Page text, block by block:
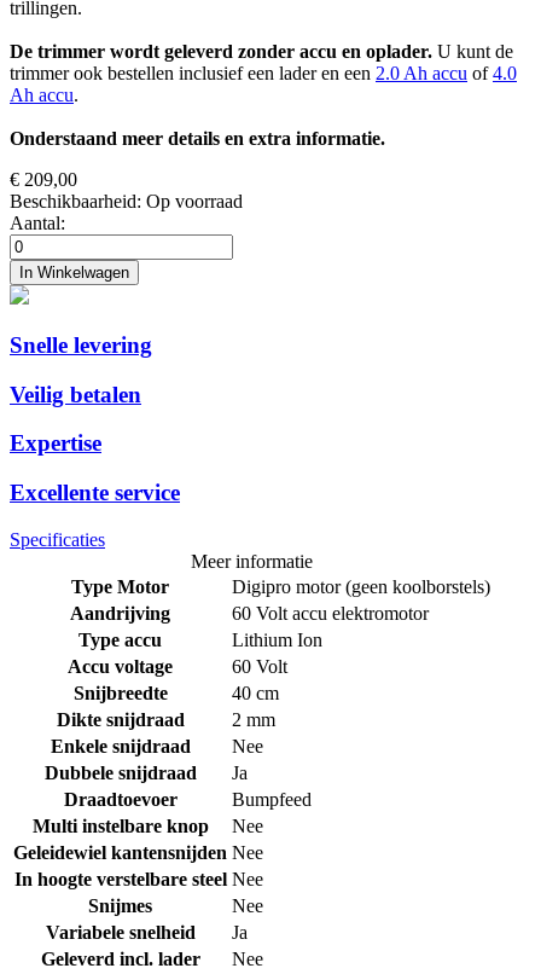
trillingen.
De trimmer wordt geleverd zonder accu en oplader. U kunt de
trimmer ook bestellen inclusief een lader en een 2.0 Ah accu of4.0
Ah accu.
Onderstaand meer details en extra informatie.
€ 209,00
Beschikbaarheid: Op voorraad
Aantal:
In Winkelwagen
Snelle levering
Veilig betalen
Expertise
Excellente service
Specificaties
Meer informatie
Type Motor
Digipro motor (geen koolborstels)
Aandrijving
60 Volt accu elektromotor
Type accu
Lithium Ion
Accu voltage
60 Volt
Snijbreedte
40 cm
Dikte snijdraad
2 mm
Enkele snijdraad
Nee
Dubbele snijdraad
Ja
Draadtoevoer
Bumpfeed
Multi instelbare knop
Nee
Geleidewiel kantensnijden Nee
In hoogte verstelbare steel Nee
Snijmes
Nee
Variabele snelheid
Ja
Geleverd incl. lader
Nee